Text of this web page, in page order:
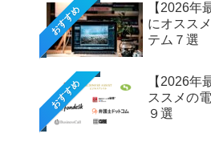
おすすめ
【2026年
にオスス
テム７選
おすすめ
【2026年
ススメの
９選